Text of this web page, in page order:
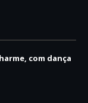
com dança